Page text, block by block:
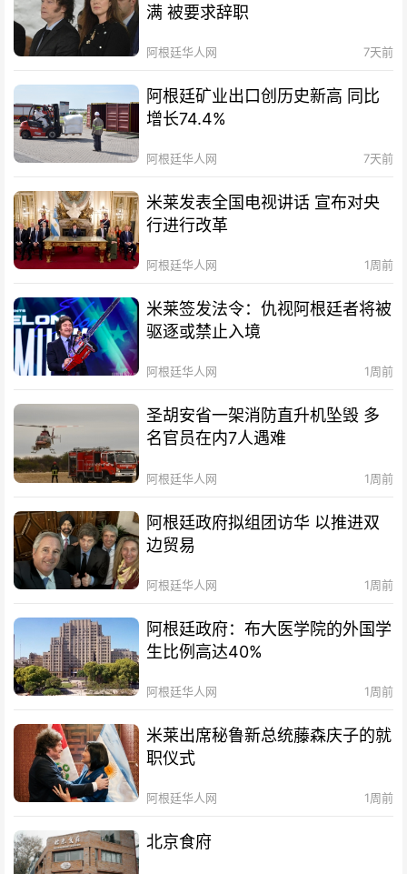
满 被要求辞职
阿根廷华人网 7天前
阿根廷矿业出口创历史新高 同比
增长74.4%
阿根廷华人网 7天前
米莱发表全国电视讲话 宣布对央
行进行改革
阿根廷华人网 1周前
米莱签发法令：仇视阿根廷者将被
驱逐或禁止入境
阿根廷华人网 1周前
圣胡安省一架消防直升机坠毁 多
名官员在内7人遇难
阿根廷华人网 1周前
阿根廷政府拟组团访华 以推进双
边贸易
阿根廷华人网 1周前
阿根廷政府：布大医学院的外国学
生比例高达40%
阿根廷华人网 1周前
米莱出席秘鲁新总统藤森庆子的就
职仪式
阿根廷华人网 1周前
北京食府